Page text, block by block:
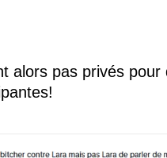
alors pas privés